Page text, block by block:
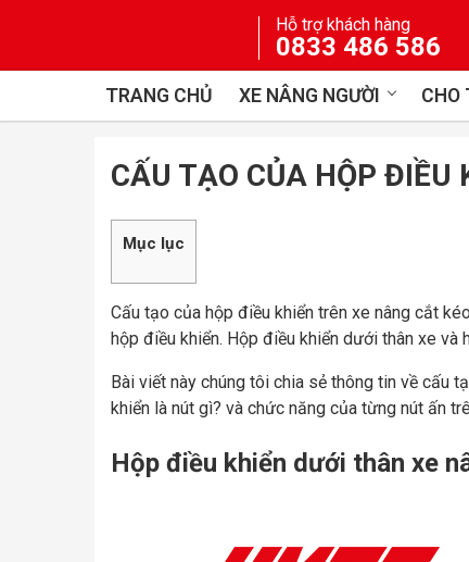
Hỗ trợ khách hàng
0833 486 586
TRANG CHỦ XE NÂNG NGƯỜI CHO
CẤU TẠO CỦA HỘP ĐIỀU
Mục lục
Cấu tạo của hộp điều khiển trên xe nâng cắt
hộp điều khiển. Hộp điều khiển dưới thân xe và
Bài viết này chúng tôi chia sẻ thông tin về cấu
khiển là nút gì? và chức năng của từng nút ấn
Hộp điều khiển dưới thân xe